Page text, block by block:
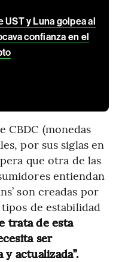
UST y Luna golpea al
confianza en el
CBDC (monedas
por sus siglas en
que otra de las
entiendan
son creadas por
de estabilidad
trata de esta
ser
actualizada”.